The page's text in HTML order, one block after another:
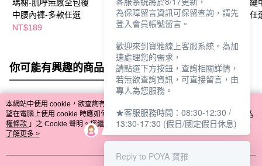
瑪榭-肌呼無感全包覆
中腰內褲-多款任選
NT$189
舒芙蕾-10D蠶絲無痕
中腰褲-多色多尺寸任
NT$189
舒芙蕾-乳酸無縫
褲-多色多尺寸任
你可能有興趣的商品 全站排行
熱門標籤
本網站中使用 cookie，欲查詢有關本網站使用 cookie 方式之詳情，及若您不希
望在電腦上使用 cookie 時應如何變更電腦的 cookie 設定，請參閱本網站「
隱私
權條款 」之 Cookie 聲明。您繼續使用本網站即表示您同意本公司得按本網站使
用條款之 Cookie 聲明使用 cookie。
了解更多 >
為保障留言資訊可保留查詢，請先
登入會員帳號留言。
歡迎來到寶雅線上客服系統。為加
速處理您的需求，
請點選下方按鈕，查詢相關詳情，
若無欲查詢資訊，可直接留言，由
專人為您服務。
★客服服務時間：08:30-12:30 /
13:30-17:30 (假日/國定假日休息)
Reply to POYA 寶雅